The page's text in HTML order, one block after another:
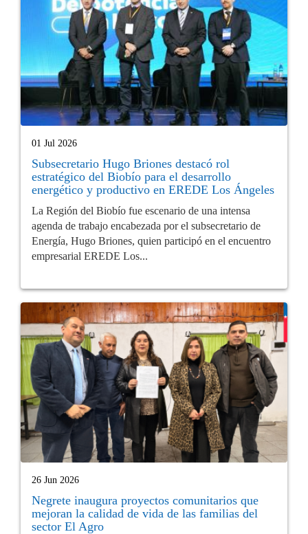
01 Jul 2026
Subsecretario Hugo Briones destacó rol
estratégico del Biobío para el desarrollo
energético y productivo en EREDE Los Ángeles
La Región del Biobío fue escenario de una intensa
agenda de trabajo encabezada por el subsecretario de
Energía, Hugo Briones, quien participó en el encuentro
empresarial EREDE Los...
26 Jun 2026
Negrete inaugura proyectos comunitarios que
mejoran la calidad de vida de las familias del
sector El Agro